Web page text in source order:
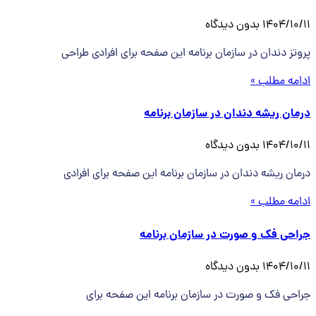
1404/10/11 بدون دیدگاه
پروتز دندان در سازمان برنامه این صفحه برای افرادی طراحی
ادامه مطلب »
درمان ریشه دندان در سازمان برنامه
1404/10/11 بدون دیدگاه
درمان ریشه دندان در سازمان برنامه این صفحه برای افرادی
ادامه مطلب »
جراحی فک و صورت در سازمان برنامه
1404/10/11 بدون دیدگاه
جراحی فک و صورت در سازمان برنامه این صفحه برای